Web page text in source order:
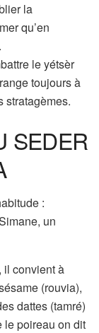
la
qu’en
le yétsèr
toujours à
stratagèmes.
SEDER
:
un
il convient à
(rouvia),
dattes (tamré)
le poireau on dit